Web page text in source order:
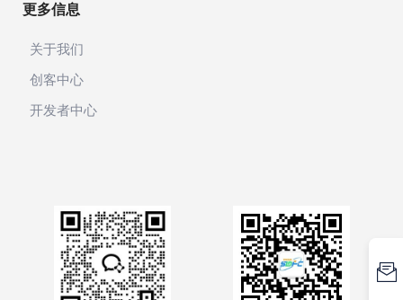
更多信息
关于我们
创客中心
开发者中心
